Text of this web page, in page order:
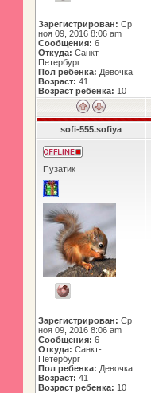
Зарегистрирован: Ср
ноя 09, 2016 8:06 am
Сообщения: 6
Откуда: Санкт-
Петербург
Пол ребенка: Девочка
Возраст: 41
Возраст ребенка: 10
sofi-555.sofiya
Пузатик
Зарегистрирован: Ср
ноя 09, 2016 8:06 am
Сообщения: 6
Откуда: Санкт-
Петербург
Пол ребенка: Девочка
Возраст: 41
Возраст ребенка: 10